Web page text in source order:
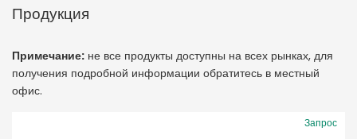
Продукция
Примечание: не все продукты доступны на всех рынках, для
получения подробной информации обратитесь в местный
офис.
Запрос